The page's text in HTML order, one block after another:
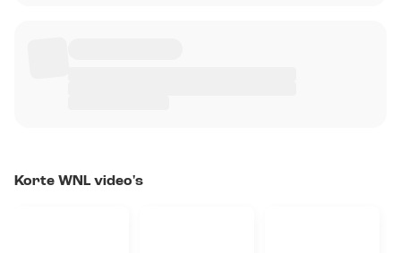
Korte WNL video's